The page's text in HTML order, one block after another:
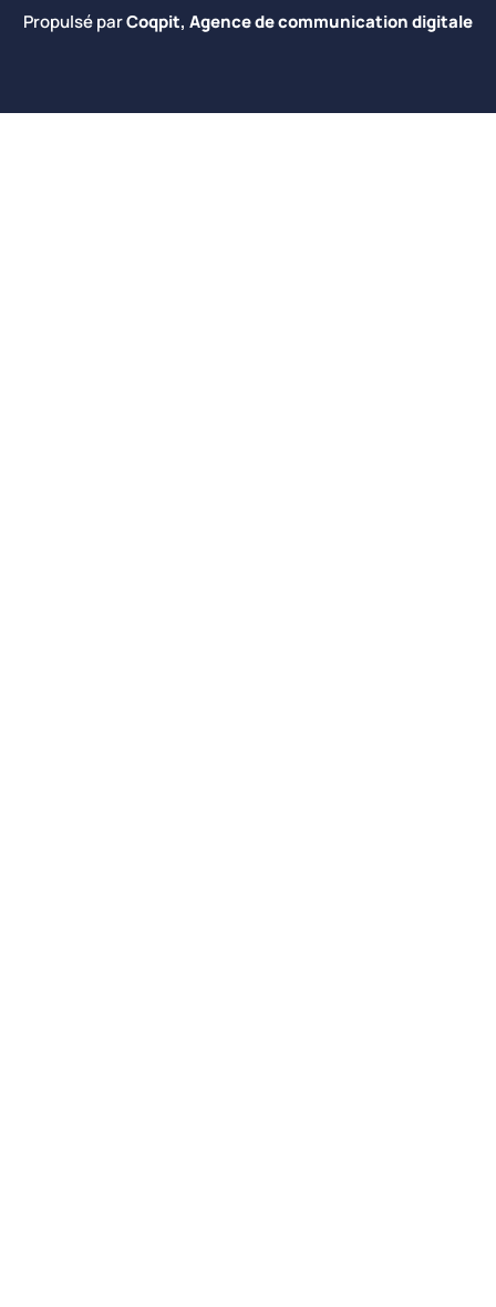
Propulsé parCoqpit, Agence de communication digitale